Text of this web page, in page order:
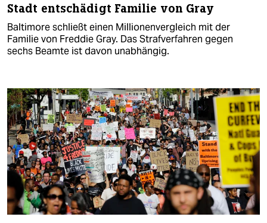
Stadt entschädigt Familie von Gray
Baltimore schließt einen Millionenvergleich mit der
Familie von Freddie Gray. Das Strafverfahren gegen
sechs Beamte ist davon unabhängig.